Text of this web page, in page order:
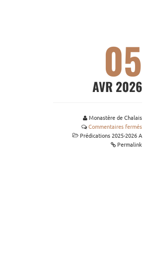
05
AVR 2026
Monastère de Chalais
Commentaires fermés
Prédications 2025-2026 A
Permalink